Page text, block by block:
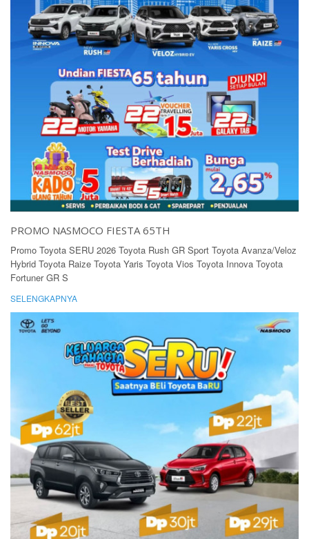
PROMO NASMOCO FIESTA 65TH
Promo Toyota SERU 2026 Toyota Rush GR Sport Toyota Avanza/Veloz
Hybrid Toyota Raize Toyota Yaris Toyota Vios Toyota Innova Toyota
Fortuner GR S
SELENGKAPNYA